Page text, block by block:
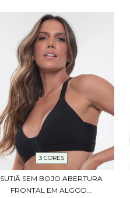
3 CORES
SUTIÃ SEM BOJO ABERTURA
FRONTAL EM ALGOD...